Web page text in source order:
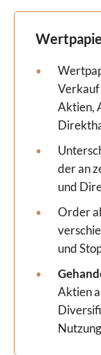
Verkauf
Aktien,
der an
und
Order
und
Aktien